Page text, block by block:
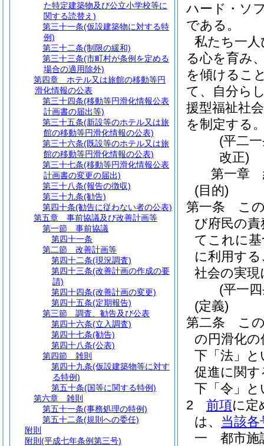
ハード・ソ
である。
私たち一
る心を育み
を傾けるこ
て、自分ら
援型福祉社
を制定する
(平二
改正)
第一章
(目的)
第一条
こ
び府民の
てこれに
に利用す
社会の実
(平一
(定義)
第二条
こ
の円滑化
下「法」と
促進に関
下「令」と
2
前項に定
は、 当該各
一
都市
た特定建築物及び公立小学校等に
関する読替え)
第三十一条(仮設建築物に対する特
例)
第三十二条(制限の緩和)
第三十三条(市町村が条例を定める
場合の適用除外)
第四章
ホテル又は旅館の移動等円
滑化情報の公表
第三十四条(移動等円滑化情報公表
計画書の届出等)
第三十五条(新設等のホテル又は旅
館の移動等円滑化情報の公表)
第三十六条(既設等のホテル又は旅
館の移動等円滑化情報の公表)
第三十七条(移動等円滑化情報公表
計画書の変更の届出)
第三十八条(報告の徴収)
第三十九条(勧告)
第四十条(勧告に従わない者の公表)
第五章
事前協議及び改善計画等
第一節
事前協議
第四十一条
第二節
改善計画等
第四十二条(現況調査)
第四十三条(改善計画の作成の要
請)
第四十四条(改善計画の変更)
第四十五条(定期報告)
第三節
調査、勧告及び公表
第四十六条(立入調査)
第四十七条(勧告)
第四十八条(公表)
第四節
雑則
第四十九条(仮設建築物等に対す
る特例)
第五十条(国等に関する特例)
第六章
雑則
第五十一条(事務処理の特例)
第五十二条(規則への委任)
附則
附則 (平成七年条例第三号)